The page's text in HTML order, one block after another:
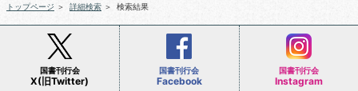
トップページ ＞ 詳細検索 ＞ 検索結果
国書刊行会
X(旧Twitter)
国書刊行会
Facebook
国書刊行会
Instagram